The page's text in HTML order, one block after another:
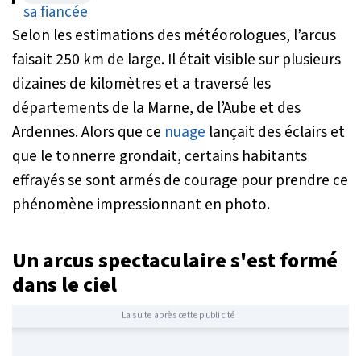
Selon les estimations des météorologues, l’arcus
faisait 250 km de large. Il était visible sur plusieurs
dizaines de kilomètres et a traversé les
départements de la Marne, de l’Aube et des
Ardennes. Alors que ce nuage lançait des éclairs et
que le tonnerre grondait, certains habitants
effrayés se sont armés de courage pour prendre ce
phénomène impressionnant en photo.
Un arcus spectaculaire s'est formé
dans le ciel
La suite après cette publicité